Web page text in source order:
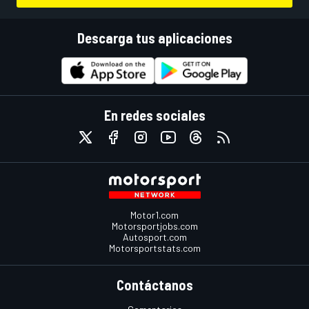
Descarga tus aplicaciones
En redes sociales
Motor1.com
Motorsportjobs.com
Autosport.com
Motorsportstats.com
Contáctanos